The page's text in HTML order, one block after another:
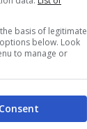
basis of legitimate
below. Look
to manage or
Consent